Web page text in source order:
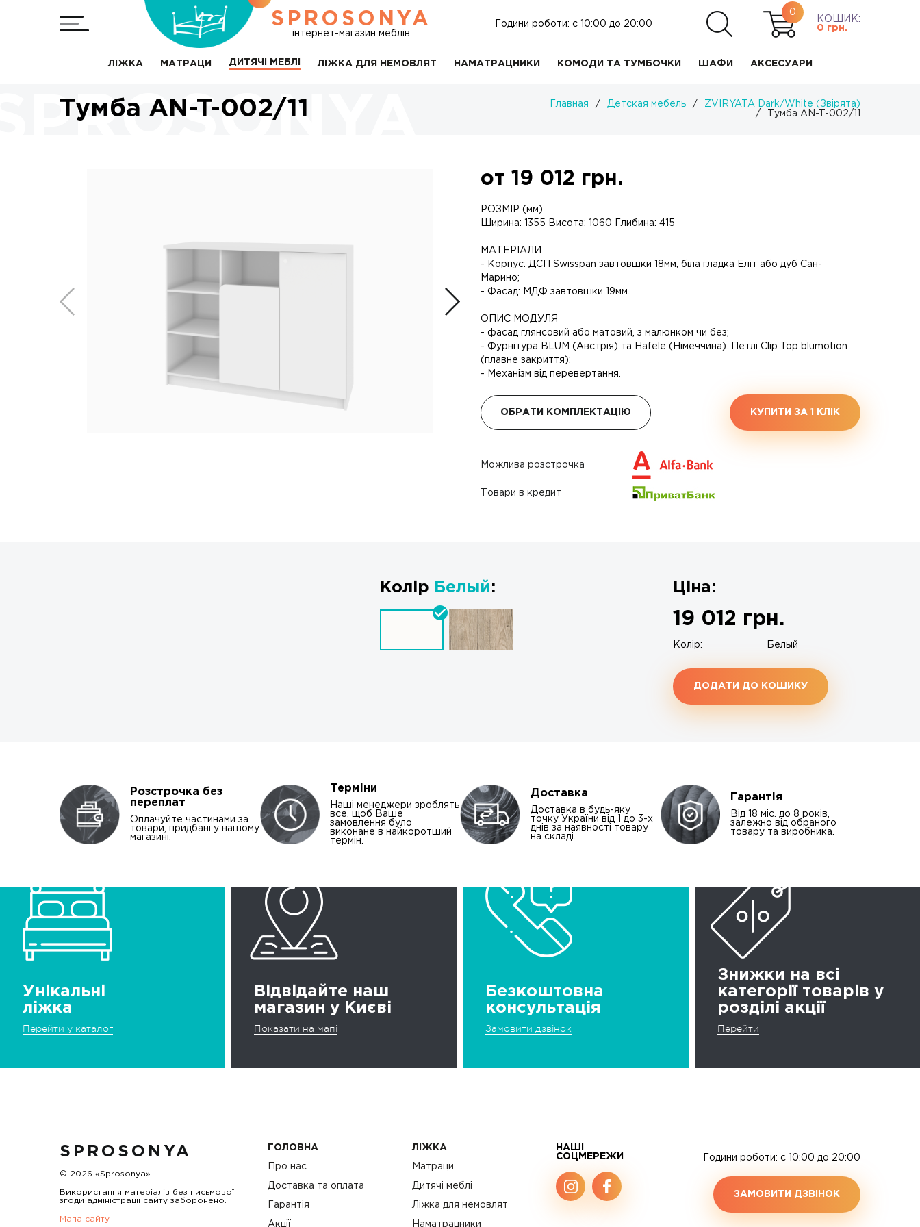
SPROSONYA
інтернет-магазин меблів
Години роботи: c 10:00 до 20:00
0
КОШИК:
0 грн.
ЛІЖКА МАТРАЦИ ДИТЯЧІ МЕБЛІ ЛІЖКА ДЛЯ НЕМОВЛЯТ НАМАТРАЦНИКИ КОМОДИ ТА ТУМБОЧКИ ШАФИ АКСЕСУАРИ
Тумба AN-T-002/11 Главная / Детская мебель /
ZVIRYATA Dark/White (Звірята)
/
Тумба AN-T-002/11
от 19 012 грн.
РОЗМІР (мм)
Ширина: 1355 Висота: 1060 Глибина: 415
МАТЕРІАЛИ
- Корпус: ДСП Swisspan завтовшки 18мм, біла гладка Еліт або дуб Сан-
Марино;
- Фасад: МДФ завтовшки 19мм.
ОПИС МОДУЛЯ
- фасад глянсовий або матовий, з малюнком чи без;
- Фурнітура BLUM (Австрія) та Hafele (Німеччина). Петлі Clip Top blumotion
(плавне закриття);
- Механізм від перевертання.
ОБРАТИ КОМПЛЕКТАЦІЮ КУПИТИ ЗА 1 КЛIК
Можлива розстрочка
Товари в кредит
Колір Белый: Ціна:
19 012 грн.
Колір: Белый
ДОДАТИ ДО КОШИКУ
Розстрочка без
переплат
Оплачуйте частинами за
товари, придбані у нашому
магазині.
Терміни
Наші менеджери зроблять
все, щоб Ваше
замовлення було
виконане в найкоротший
термін.
Доставка
Доставка в будь-яку
точку України від 1 до 3-х
днів за наявності товару
на складі.
Гарантія
Від 18 міс. до 8 років,
залежно від обраного
товару та виробника.
Унікальні
ліжка
Перейти у каталог
Відвідайте наш
магазин у Києві
Показати на мапі
Безкоштовна
консультація
Замовити дзвінок
Знижки на всі
категорії товарів у
розділі акції
Перейти
SPROSONYA
© 2026 «Sprosonya»
Використання матеріалів без письмової
згоди адміністрації сайту заборонено.
Мапа сайту
ГОЛОВНА
Про нас
Доставка та оплата
Гарантія
Акції
ЛІЖКА
Матраци
Дитячі меблі
Ліжка для немовлят
Наматрацники
НАШІ
СОЦМЕРЕЖИ
Години роботи: c 10:00 до 20:00
ЗАМОВИТИ ДЗВІНОК